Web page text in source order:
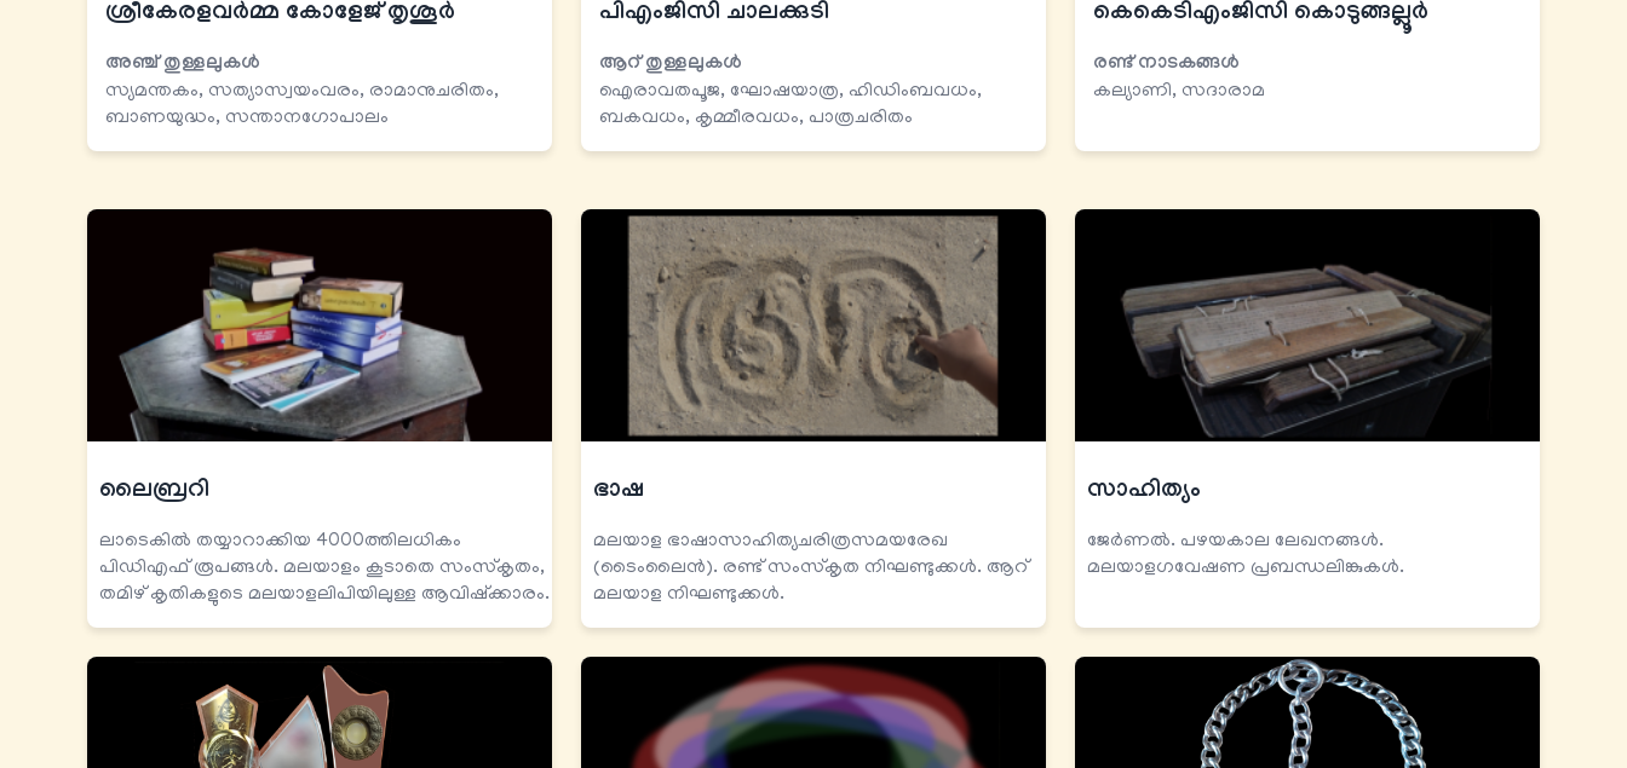
ശ്രീകേരളവര്‍മ്മ കോളേജ് തൃശൂര്‍
അഞ്ച് തുള്ളലുകള്‍
സ്യമന്തകം, സത്യാസ്വയംവരം, രാമാനുചരിതം,
ബാണയുദ്ധം, സന്താനഗോപാലം
പിഎംജിസി ചാലക്കുടി
ആറ് തുള്ളലുകള്‍
ഐരാവതപൂജ, ഘോഷയാത്ര, ഹിഡിംബവധം,
ബകവധം, കൃമ്മീരവധം, പാത്രചരിതം
കെകെടി​എംജിസി കൊടുങ്ങല്ലൂര്‍
രണ്ട് നാടകങ്ങള്‍
കല്യാണി, സദാരാമ
ലൈബ്രറി
ലാടെകിൽ തയ്യാറാക്കിയ 4000ത്തിലധികം
പിഡിഎഫ് രൂപങ്ങൾ. മലയാളം കൂടാതെ സംസ്കൃതം,
തമിഴ് കൃതികളുടെ മലയാളലിപിയിലുള്ള ആവിഷ്ക്കാരം.
ഭാഷ
മലയാള ഭാഷാസാഹിത്യചരിത്രസമയരേഖ
(ടൈംലൈൻ). രണ്ട് സംസ്കൃത നിഘണ്ടുക്കൾ. ആറ്
മലയാള നിഘണ്ടുക്കൾ.
സാഹിത്യം
ജേര്‍ണല്‍. പഴയകാല ലേഖനങ്ങള്‍.
മലയാളഗവേഷണ പ്രബന്ധലിങ്കുകൾ.